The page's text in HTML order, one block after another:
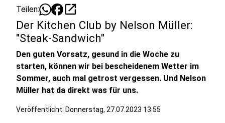
Teilen: open_in_new
Der Kitchen Club by Nelson Müller:
"Steak-Sandwich"
Den guten Vorsatz, gesund in die Woche zu
starten, können wir bei bescheidenem Wetter im
Sommer, auch mal getrost vergessen. Und Nelson
Müller hat da direkt was für uns.
Veröffentlicht: Donnerstag, 27.07.2023 13:55